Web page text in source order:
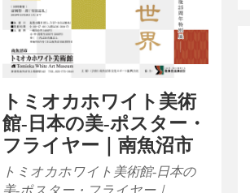
トミオカホワイト美術
館-日本の美-ポスター・
フライヤー｜南魚沼市
トミオカホワイト美術館-日本の